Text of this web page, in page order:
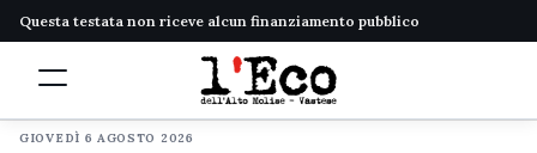
Questa testata non riceve alcun finanziamento pubblico
GIOVEDÌ 6 AGOSTO 2026